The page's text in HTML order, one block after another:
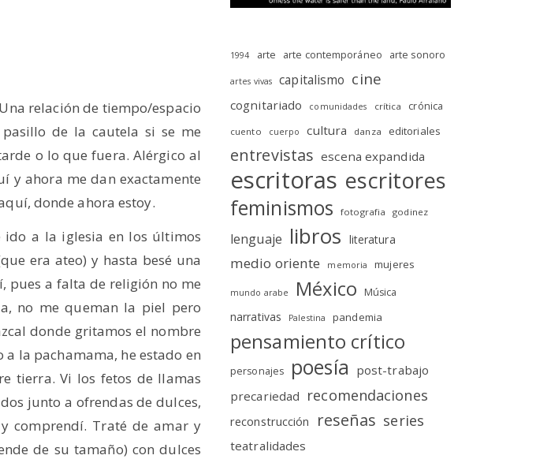
relación de tiempo/espacio
de la cautela si se me
o lo que fuera. Alérgico al
y ahora me dan exactamente
donde ahora estoy.
ido a la iglesia en los últimos
era ateo) y hasta besé una
pues a falta de religión no me
no me queman la piel pero
donde gritamos el nombre
la pachamama, he estado en
tierra. Vi los fetos de llamas
junto a ofrendas de dulces,
comprendí. Traté de amar y
de su tamaño) con dulces
1994 arte arte contemporáneo arte sonoro
artes vivas capitalismo cine
cognitariado comunidades crítica crónica
cuento cuerpo cultura danza editoriales
entrevistas escena expandida
escritoras escritores
feminismos fotografia godinez
lenguaje libros literatura
medio oriente memoria mujeres
mundo arabe México Música
narrativas Palestina pandemia
pensamiento crítico
personajes poesía post-trabajo
precariedad recomendaciones
reconstrucción reseñas series
teatralidades